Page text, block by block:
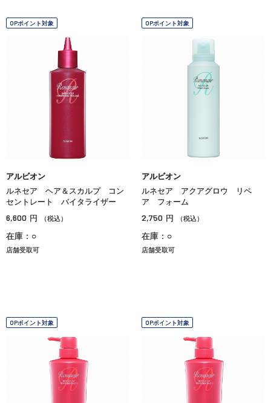
OPポイント対象
アルビオン
ルネセア ヘア＆スカルプ コン
セントレート バイタライザー
6,600 円 （税込）
在庫：○
店舗受取可
OPポイント対象
アルビオン
ルネセア アクアグロウ リペ
ア フォーム
2,750 円 （税込）
在庫：○
店舗受取可
OPポイント対象 OPポイント対象